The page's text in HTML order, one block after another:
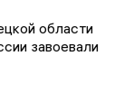
области
завоевали